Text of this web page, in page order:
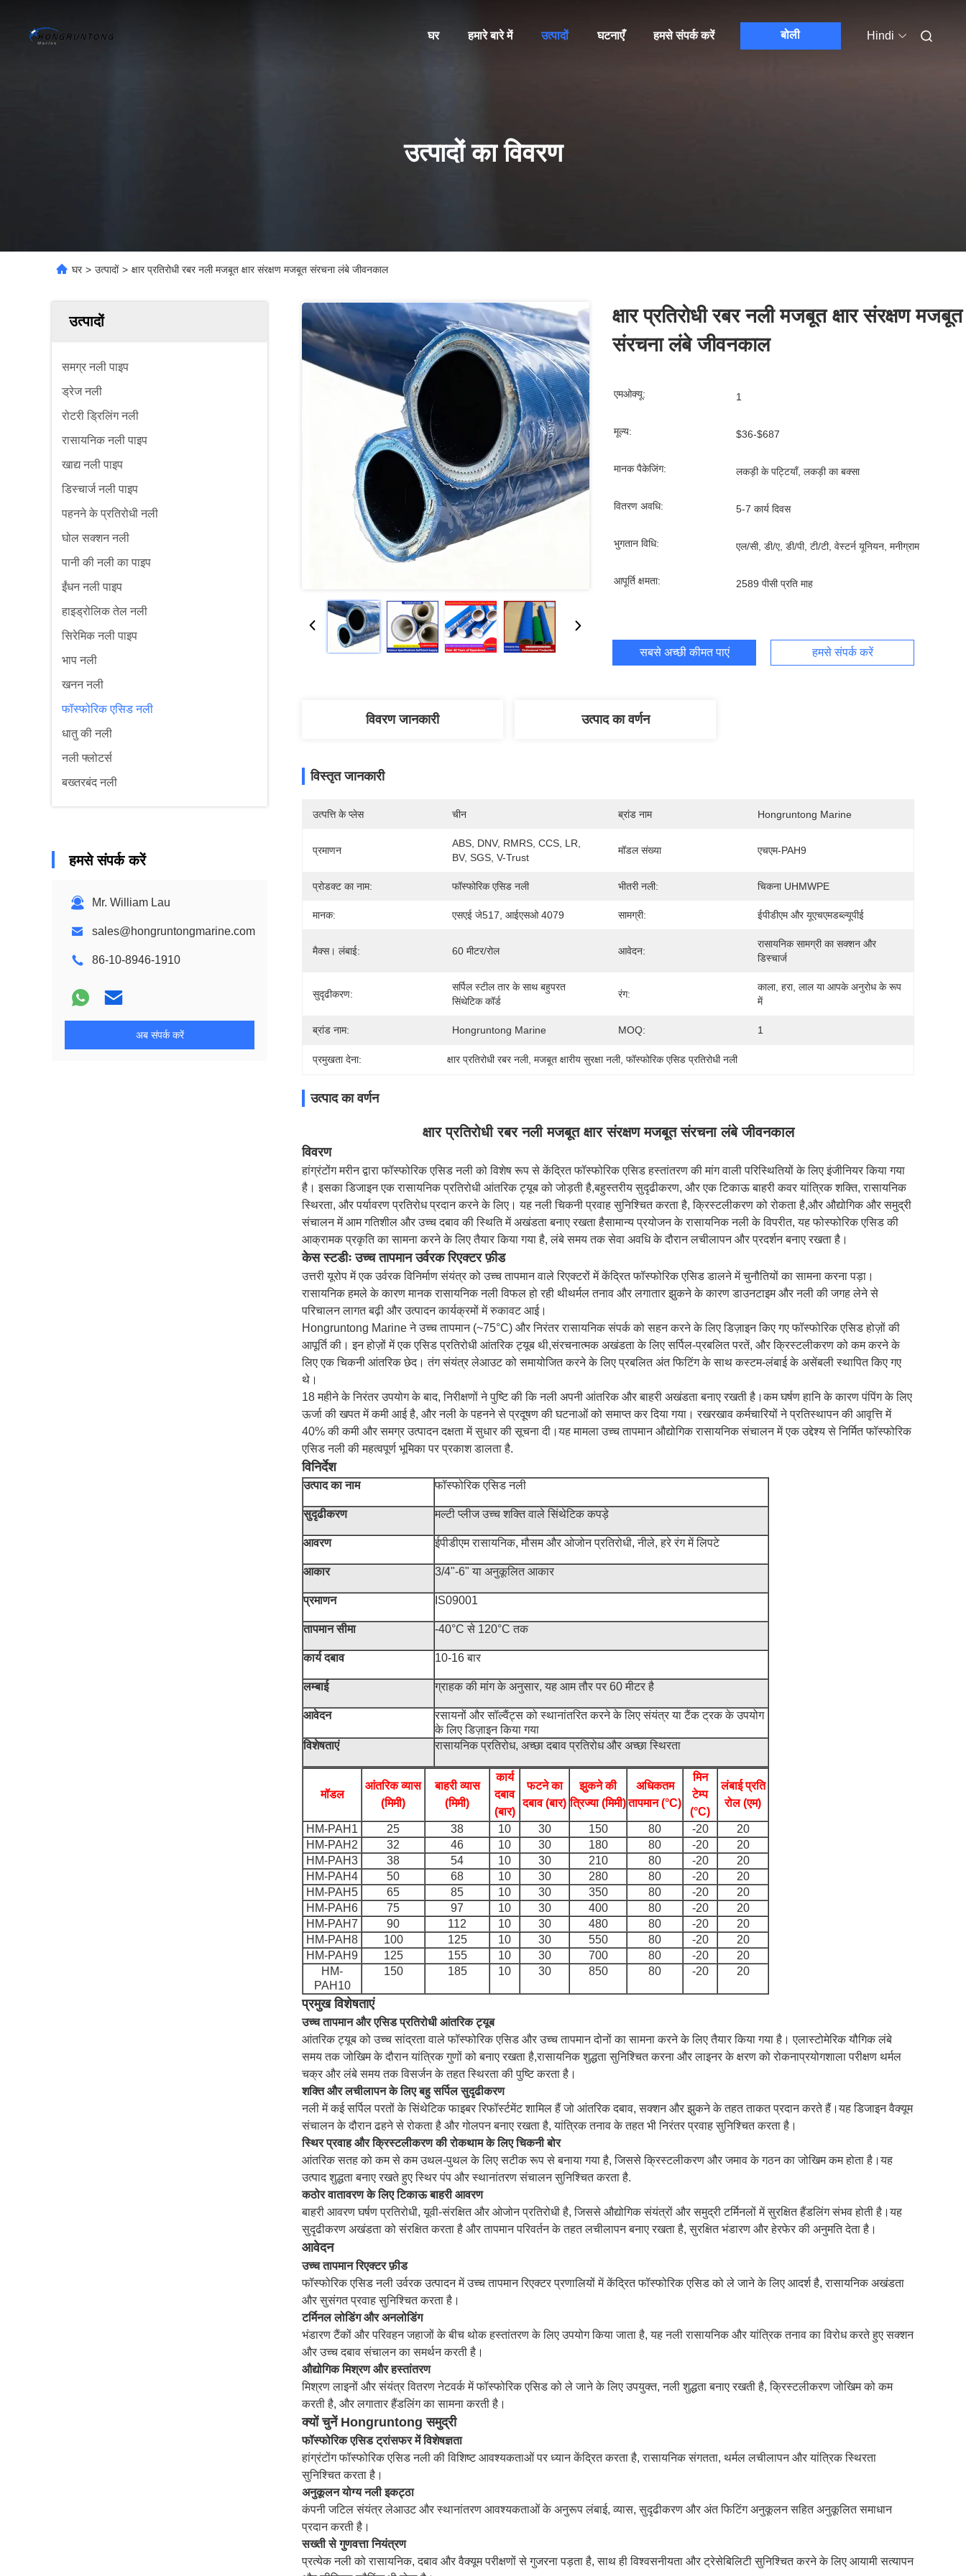
घर हमारे बारे में उत्पादों घटनाएँ हमसे संपर्क करें बोली Hindi
उत्पादों का विवरण
घर > उत्पादों > क्षार प्रतिरोधी रबर नली मजबूत क्षार संरक्षण मजबूत संरचना लंबे जीवनकाल
उत्पादों
समग्र नली पाइप
ड्रेज नली
रोटरी ड्रिलिंग नली
रासायनिक नली पाइप
खाद्य नली पाइप
डिस्चार्ज नली पाइप
पहनने के प्रतिरोधी नली
घोल सक्शन नली
पानी की नली का पाइप
ईंधन नली पाइप
हाइड्रोलिक तेल नली
सिरेमिक नली पाइप
भाप नली
खनन नली
फॉस्फोरिक एसिड नली
धातु की नली
नली फ्लोटर्स
बख्तरबंद नली
हमसे संपर्क करें
Mr. William Lau
sales@hongruntongmarine.com
86-10-8946-1910
अब संपर्क करें
क्षार प्रतिरोधी रबर नली मजबूत क्षार संरक्षण मजबूत
संरचना लंबे जीवनकाल
एमओक्यू: 1
मूल्य: $36-$687
मानक पैकेजिंग: लकड़ी के पट्टियाँ, लकड़ी का बक्सा
वितरण अवधि: 5-7 कार्य दिवस
भुगतान विधि: एल/सी, डी/ए, डी/पी, टी/टी, वेस्टर्न यूनियन, मनीग्राम
आपूर्ति क्षमता: 2589 पीसी प्रति माह
सबसे अच्छी कीमत पाएं हमसे संपर्क करें
विवरण जानकारी उत्पाद का वर्णन
विस्तृत जानकारी
उत्पत्ति के प्लेस चीन ब्रांड नाम Hongruntong Marine
प्रमाणन
ABS, DNV, RMRS, CCS, LR,
BV, SGS, V-Trust
मॉडल संख्या एचएम-PAH9
प्रोडक्ट का नाम: फॉस्फोरिक एसिड नली भीतरी नली: चिकना UHMWPE
मानक: एसएई जे517, आईएसओ 4079 सामग्री: ईपीडीएम और यूएचएमडब्ल्यूपीई
मैक्स। लंबाई: 60 मीटर/रोल आवेदन:
रासायनिक सामग्री का सक्शन और
डिस्चार्ज
सुदृढीकरण:
सर्पिल स्टील तार के साथ बहुपरत
सिंथेटिक कॉर्ड
रंग:
काला, हरा, लाल या आपके अनुरोध के रूप
में
ब्रांड नाम: Hongruntong Marine MOQ: 1
प्रमुखता देना: क्षार प्रतिरोधी रबर नली, मजबूत क्षारीय सुरक्षा नली, फॉस्फोरिक एसिड प्रतिरोधी नली
उत्पाद का वर्णन
क्षार प्रतिरोधी रबर नली मजबूत क्षार संरक्षण मजबूत संरचना लंबे जीवनकाल
विवरण
हांग्रंटोंग मरीन द्वारा फॉस्फोरिक एसिड नली को विशेष रूप से केंद्रित फॉस्फोरिक एसिड हस्तांतरण की मांग वाली परिस्थितियों के लिए इंजीनियर किया गया
है। इसका डिजाइन एक रासायनिक प्रतिरोधी आंतरिक ट्यूब को जोड़ती है,बहुस्तरीय सुदृढीकरण, और एक टिकाऊ बाहरी कवर यांत्रिक शक्ति, रासायनिक
स्थिरता, और पर्यावरण प्रतिरोध प्रदान करने के लिए। यह नली चिकनी प्रवाह सुनिश्चित करता है, क्रिस्टलीकरण को रोकता है,और औद्योगिक और समुद्री
संचालन में आम गतिशील और उच्च दबाव की स्थिति में अखंडता बनाए रखता हैसामान्य प्रयोजन के रासायनिक नली के विपरीत, यह फोस्फोरिक एसिड की
आक्रामक प्रकृति का सामना करने के लिए तैयार किया गया है, लंबे समय तक सेवा अवधि के दौरान लचीलापन और प्रदर्शन बनाए रखता है।
केस स्टडीः उच्च तापमान उर्वरक रिएक्टर फ़ीड
उत्तरी यूरोप में एक उर्वरक विनिर्माण संयंत्र को उच्च तापमान वाले रिएक्टरों में केंद्रित फॉस्फोरिक एसिड डालने में चुनौतियों का सामना करना पड़ा।
रासायनिक हमले के कारण मानक रासायनिक नली विफल हो रही थीथर्मल तनाव और लगातार झुकने के कारण डाउनटाइम और नली की जगह लेने से
परिचालन लागत बढ़ी और उत्पादन कार्यक्रमों में रुकावट आई।
Hongruntong Marine ने उच्च तापमान (~75°C) और निरंतर रासायनिक संपर्क को सहन करने के लिए डिज़ाइन किए गए फॉस्फोरिक एसिड होज़ों की
आपूर्ति की। इन होज़ों में एक एसिड प्रतिरोधी आंतरिक ट्यूब थी,संरचनात्मक अखंडता के लिए सर्पिल-प्रबलित परतें, और क्रिस्टलीकरण को कम करने के
लिए एक चिकनी आंतरिक छेद। तंग संयंत्र लेआउट को समायोजित करने के लिए प्रबलित अंत फिटिंग के साथ कस्टम-लंबाई के असेंबली स्थापित किए गए
थे।
18 महीने के निरंतर उपयोग के बाद, निरीक्षणों ने पुष्टि की कि नली अपनी आंतरिक और बाहरी अखंडता बनाए रखती है।कम घर्षण हानि के कारण पंपिंग के लिए
ऊर्जा की खपत में कमी आई है, और नली के पहनने से प्रदूषण की घटनाओं को समाप्त कर दिया गया। रखरखाव कर्मचारियों ने प्रतिस्थापन की आवृत्ति में
40% की कमी और समग्र उत्पादन दक्षता में सुधार की सूचना दी।यह मामला उच्च तापमान औद्योगिक रासायनिक संचालन में एक उद्देश्य से निर्मित फॉस्फोरिक
एसिड नली की महत्वपूर्ण भूमिका पर प्रकाश डालता है.
विनिर्देश
उत्पाद का नाम फॉस्फोरिक एसिड नली
सुदृढीकरण मल्टी प्लीज उच्च शक्ति वाले सिंथेटिक कपड़े
आवरण ईपीडीएम रासायनिक, मौसम और ओजोन प्रतिरोधी, नीले, हरे रंग में लिपटे
आकार 3/4"-6" या अनुकूलित आकार
प्रमाणन IS09001
तापमान सीमा -40°C से 120°C तक
कार्य दबाव 10-16 बार
लम्बाई ग्राहक की मांग के अनुसार, यह आम तौर पर 60 मीटर है
आवेदन
रसायनों और सॉल्वैंट्स को स्थानांतरित करने के लिए संयंत्र या टैंक ट्रक के उपयोग
के लिए डिज़ाइन किया गया
विशेषताएं
रासायनिक प्रतिरोध, अच्छा दबाव प्रतिरोध और अच्छा स्थिरता
मॉडल
आंतरिक व्यास
(मिमी)
बाहरी व्यास
(मिमी)
कार्य
दबाव
(बार)
फटने का
दबाव (बार)
झुकने की
त्रिज्या (मिमी)
अधिकतम
तापमान (°C)
मिन
टेम्प
(°C)
लंबाई प्रति
रोल (एम)
HM-PAH1 25 38 10 30 150 80 -20
20
HM-PAH2
32 46 10 30 180 80 -20
20
HM-PAH3
38 54 10 30 210 80 -20
20
HM-PAH4
50 68 10 30 280 80 -20
20
HM-PAH5
65 85 10 30 350 80 -20
20
HM-PAH6
75 97 10 30 400 80 -20
20
HM-PAH7
90 112 10 30 480 80 -20
20
HM-PAH8
100 125 10 30 550 80 -20
20
HM-PAH9
125 155 10 30 700 80 -20
20
HM-
PAH10
150 185 10 30 850 80 -20 20
प्रमुख विशेषताएं
उच्च तापमान और एसिड प्रतिरोधी आंतरिक ट्यूब
आंतरिक ट्यूब को उच्च सांद्रता वाले फॉस्फोरिक एसिड और उच्च तापमान दोनों का सामना करने के लिए तैयार किया गया है। एलास्टोमेरिक यौगिक लंबे
समय तक जोखिम के दौरान यांत्रिक गुणों को बनाए रखता है,रासायनिक शुद्धता सुनिश्चित करना और लाइनर के क्षरण को रोकनाप्रयोगशाला परीक्षण थर्मल
चक्र और लंबे समय तक विसर्जन के तहत स्थिरता की पुष्टि करता है।
शक्ति और लचीलापन के लिए बहु सर्पिल सुदृढीकरण
नली में कई सर्पिल परतों के सिंथेटिक फाइबर रिफॉर्स्टमेंट शामिल हैं जो आंतरिक दबाव, सक्शन और झुकने के तहत ताकत प्रदान करते हैं।यह डिजाइन वैक्यूम
संचालन के दौरान ढहने से रोकता है और गोलपन बनाए रखता है, यांत्रिक तनाव के तहत भी निरंतर प्रवाह सुनिश्चित करता है।
स्थिर प्रवाह और क्रिस्टलीकरण की रोकथाम के लिए चिकनी बोर
आंतरिक सतह को कम से कम उथल-पुथल के लिए सटीक रूप से बनाया गया है, जिससे क्रिस्टलीकरण और जमाव के गठन का जोखिम कम होता है।यह
उत्पाद शुद्धता बनाए रखते हुए स्थिर पंप और स्थानांतरण संचालन सुनिश्चित करता है.
कठोर वातावरण के लिए टिकाऊ बाहरी आवरण
बाहरी आवरण घर्षण प्रतिरोधी, यूवी-संरक्षित और ओजोन प्रतिरोधी है, जिससे औद्योगिक संयंत्रों और समुद्री टर्मिनलों में सुरक्षित हैंडलिंग संभव होती है।यह
सुदृढीकरण अखंडता को संरक्षित करता है और तापमान परिवर्तन के तहत लचीलापन बनाए रखता है, सुरक्षित भंडारण और हेरफेर की अनुमति देता है।
आवेदन
उच्च तापमान रिएक्टर फ़ीड
फॉस्फोरिक एसिड नली उर्वरक उत्पादन में उच्च तापमान रिएक्टर प्रणालियों में केंद्रित फॉस्फोरिक एसिड को ले जाने के लिए आदर्श है, रासायनिक अखंडता
और सुसंगत प्रवाह सुनिश्चित करता है।
टर्मिनल लोडिंग और अनलोडिंग
भंडारण टैंकों और परिवहन जहाजों के बीच थोक हस्तांतरण के लिए उपयोग किया जाता है, यह नली रासायनिक और यांत्रिक तनाव का विरोध करते हुए सक्शन
और उच्च दबाव संचालन का समर्थन करती है।
औद्योगिक मिश्रण और हस्तांतरण
मिश्रण लाइनों और संयंत्र वितरण नेटवर्क में फॉस्फोरिक एसिड को ले जाने के लिए उपयुक्त, नली शुद्धता बनाए रखती है, क्रिस्टलीकरण जोखिम को कम
करती है, और लगातार हैंडलिंग का सामना करती है।
क्यों चुनें Hongruntong समुद्री
फॉस्फोरिक एसिड ट्रांसफर में विशेषज्ञता
हांग्रंटोंग फॉस्फोरिक एसिड नली की विशिष्ट आवश्यकताओं पर ध्यान केंद्रित करता है, रासायनिक संगतता, थर्मल लचीलापन और यांत्रिक स्थिरता
सुनिश्चित करता है।
अनुकूलन योग्य नली इकट्ठा
कंपनी जटिल संयंत्र लेआउट और स्थानांतरण आवश्यकताओं के अनुरूप लंबाई, व्यास, सुदृढीकरण और अंत फिटिंग अनुकूलन सहित अनुकूलित समाधान
प्रदान करती है।
सख्ती से गुणवत्ता नियंत्रण
प्रत्येक नली को रासायनिक, दबाव और वैक्यूम परीक्षणों से गुजरना पड़ता है, साथ ही विश्वसनीयता और ट्रेसेबिलिटी सुनिश्चित करने के लिए आयामी सत्यापन